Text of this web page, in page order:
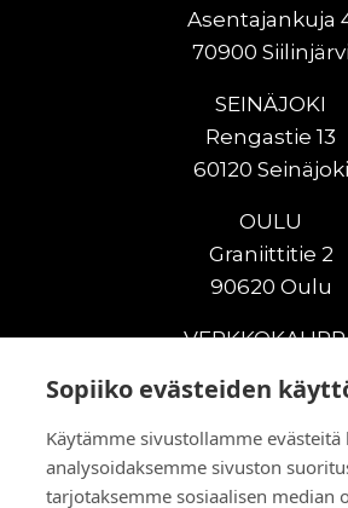
Sopiiko evästeiden
Käytämme sivustollamme evästeitä
analysoidaksemme sivuston
tarjotaksemme sosiaalisen median
Asentajankuja
70900 Siilinjärvi
SEINÄJOKI
Rengastie 13
60120 Seinäjoki
OULU
Graniittitie 2
90620 Oulu
Uudet
Vuokrakoneet
Kampanjat